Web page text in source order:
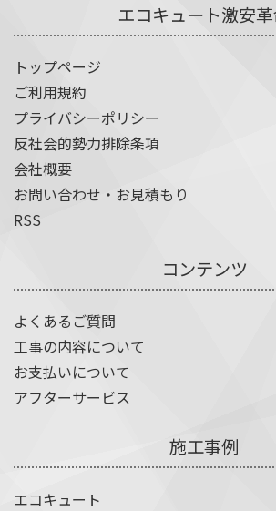
エコキュート激安
トップページ
ご利用規約
プライバシーポリシー
反社会的勢力排除条項
会社概要
お問い合わせ・お見積もり
RSS
コンテンツ
よくあるご質問
工事の内容について
お支払いについて
アフターサービス
施工事例
エコキュート